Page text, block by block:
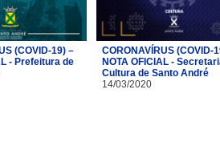
(COVID-19) –
- Prefeitura de
CORONAVÍRUS (COVID-
NOTA OFICIAL -
Cultura de Santo André
14/03/2020